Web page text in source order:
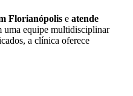
Florianópolis e atende
uma equipe multidisciplinar
a clínica oferece